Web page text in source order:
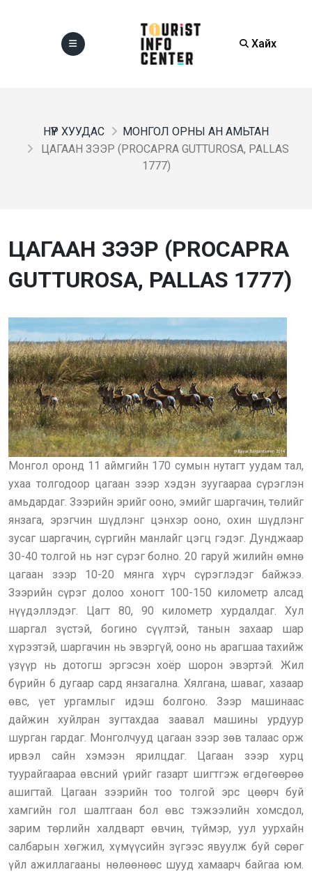
Хайх
НҮҮР ХУУДАС
МОНГОЛ ОРНЫ АН АМЬТАН
ЦАГААН ЗЭЭР (PROCAPRA GUTTUROSA, PALLAS
1777)
ЦАГААН ЗЭЭР (PROCAPRA
GUTTUROSA, PALLAS 1777)
Монгол оронд 11 аймгийн 170 сумын нутагт уудам тал,
ухаа толгодоор цагаан зээр хэдэн зуугаараа сүрэглэн
амьдардаг. Зээрийн эрийг ооно, эмийг шаргачин, төлийг
янзага, эрэгчин шүдлэнг цэнхэр ооно, охин шүдлэнг
зусаг шаргачин, сүргийн манлайг цэгц гэдэг. Дунджаар
30-40 толгой нь нэг сүрэг болно. 20 гаруй жилийн өмнө
цагаан зээр 10-20 мянга хүрч сүрэглэдэг байжээ.
Зээрийн сүрэг долоо хоногт 100-150 километр алсад
нүүдэллэдэг. Цагт 80, 90 километр хурдалдаг. Хул
шаргал зүстэй, богино сүүлтэй, танын захаар шар
хүрээтэй, шаргачин нь эвэргүй, ооно нь арагшаа тахийж
үзүүр нь дотогш эргэсэн хоёр шорон эвэртэй. Жил
бүрийн 6 дугаар сард янзагална. Хялгана, шаваг, хазаар
өвс, үет ургамлыг идэш болгоно. Зээр машинаас
дайжин хуйлран зугтахдаа заавал машины урдуур
шурган гардаг. Монголчууд цагаан зээр зөв талаас орж
ирвэл сайн хэмээн ярилцдаг. Цагаан зээр хурц
туурайгаараа өвсний үрийг газарт шигтгэж өгдөгөөрөө
ашигтай. Цагаан зээрийн тоо толгой эрс цөөрч буй
хамгийн гол шалтгаан бол өвс тэжээлийн хомсдол,
зарим төрлийн халдварт өвчин, түймэр, уул уурхайн
салбарын хөгжил, хүмүүсийн зүгээс явуулж буй сөрөг
үйл ажиллагааны нөлөөнөөс шууд хамаарч байгаа юм.